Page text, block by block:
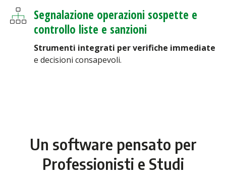
Segnalazione operazioni sospette e
controllo liste e sanzioni
Strumenti integrati per verifiche immediate
e decisioni consapevoli.
Un software pensato per
Professionisti e Studi